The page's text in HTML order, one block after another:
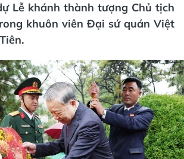
Lễ khánh thành tượng Chủ tịch
khuôn viên Đại sứ quán Việt